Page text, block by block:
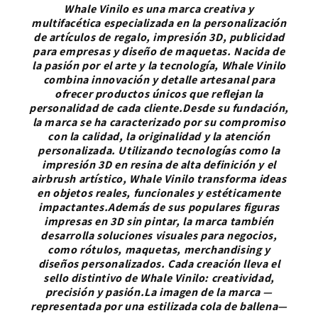
Whale Vinilo es una marca creativa y
multifacética especializada en la personalización
de artículos de regalo, impresión 3D, publicidad
para empresas y diseño de maquetas. Nacida de
la pasión por el arte y la tecnología, Whale Vinilo
combina innovación y detalle artesanal para
ofrecer productos únicos que reflejan la
personalidad de cada cliente.Desde su fundación,
la marca se ha caracterizado por su compromiso
con la calidad, la originalidad y la atención
personalizada. Utilizando tecnologías como la
impresión 3D en resina de alta definición y el
airbrush artístico, Whale Vinilo transforma ideas
en objetos reales, funcionales y estéticamente
impactantes.Además de sus populares figuras
impresas en 3D sin pintar, la marca también
desarrolla soluciones visuales para negocios,
como rótulos, maquetas, merchandising y
diseños personalizados. Cada creación lleva el
sello distintivo de Whale Vinilo: creatividad,
precisión y pasión.La imagen de la marca —
representada por una estilizada cola de ballena—